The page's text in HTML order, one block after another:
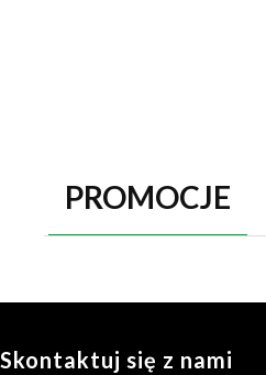
PROMOCJE
Skontaktuj się z nami